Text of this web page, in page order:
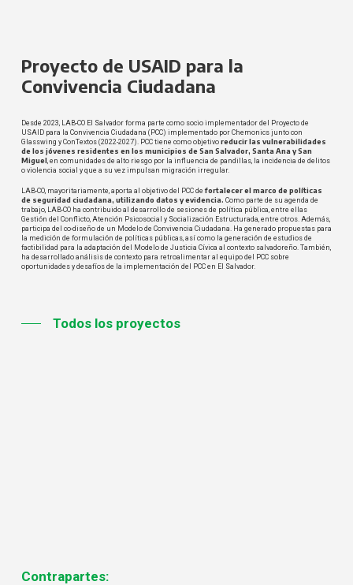
Proyecto de USAID para la
Convivencia Ciudadana
Desde 2023, LAB-CO El Salvador forma parte como socio implementador del Proyecto de
USAID para la Convivencia Ciudadana (PCC) implementado por Chemonics junto con
Glasswing y ConTextos (2022-2027). PCC tiene como objetivo reducir las vulnerabilidades
de los jóvenes residentes en los municipios de San Salvador, Santa Ana y San
Miguel , en comunidades de alto riesgo por la influencia de pandillas, la incidencia de delitos
o violencia social y que a su vez impulsan migración irregular.
LAB-CO, mayoritariamente, aporta al objetivo del PCC de fortalecer el marco de políticas
de seguridad ciudadana, utilizando datos y evidencia. Como parte de su agenda de
trabajo, LAB-CO ha contribuido al desarrollo de sesiones de política pública, entre ellas
Gestión del Conflicto, Atención Psicosocial y Socialización Estructurada, entre otros. Además,
participa del co-diseño de un Modelo de Convivencia Ciudadana. Ha generado propuestas para
la medición de formulación de políticas públicas, así como la generación de estudios de
factibilidad para la adaptación del Modelo de Justicia Cívica al contexto salvadoreño. También,
ha desarrollado análisis de contexto para retroalimentar al equipo del PCC sobre
oportunidades y desafíos de la implementación del PCC en El Salvador.
Todos los proyectos
Contrapartes: